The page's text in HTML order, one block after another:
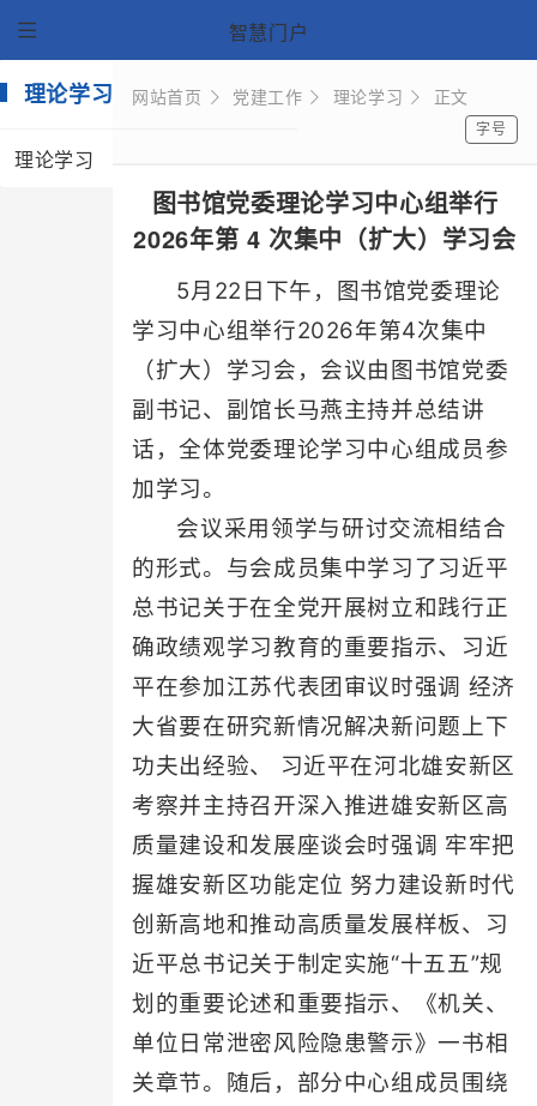
智慧门户
理论学习
理论学习
网站首页 党建工作 理论学习 正文
字号
图书馆党委理论学习中心组举行
2026年第 4 次集中（扩大）学习会
5月22日下午，图书馆党委理论
学习中心组举行2026年第4次集中
（扩大）学习会，会议由图书馆党委
副书记、副馆长马燕主持并总结讲
话，全体党委理论学习中心组成员参
加学习。
会议采用领学与研讨交流相结合
的形式。与会成员集中学习了习近平
总书记关于在全党开展树立和践行正
确政绩观学习教育的重要指示、习近
平在参加江苏代表团审议时强调 经济
大省要在研究新情况解决新问题上下
功夫出经验、 习近平在河北雄安新区
考察并主持召开深入推进雄安新区高
质量建设和发展座谈会时强调 牢牢把
握雄安新区功能定位 努力建设新时代
创新高地和推动高质量发展样板、习
近平总书记关于制定实施“十五五”规
划的重要论述和重要指示、《机关、
单位日常泄密风险隐患警示》一书相
关章节。随后，部分中心组成员围绕